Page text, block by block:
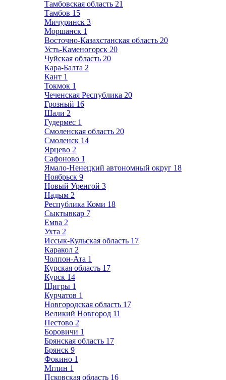
Тамбовская область 21
Тамбов 15
Мичуринск 3
Моршанск 1
Восточно-Казахстанская область 20
Усть-Каменогорск 20
Чуйская область 20
Кара-Балта 2
Кант 1
Токмок 1
Чеченская Республика 20
Грозный 16
Шали 2
Гудермес 1
Смоленская область 20
Смоленск 14
Ярцево 2
Сафоново 1
Ямало-Ненецкий автономный округ 18
Ноябрьск 9
Новый Уренгой 3
Надым 2
Республика Коми 18
Сыктывкар 7
Емва 2
Ухта 2
Иссык-Кульская область 17
Каракол 2
Чолпон-Ата 1
Курская область 17
Курск 14
Щигры 1
Курчатов 1
Новгородская область 17
Великий Новгород 11
Пестово 2
Боровичи 1
Брянская область 17
Брянск 9
Фокино 1
Мглин 1
Псковская область 16